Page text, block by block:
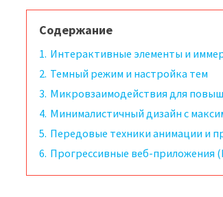
Содержание
1. Интерактивные элементы и
2. Темный режим и настройка тем
3. Микровзаимодействия для
4. Минималистичный дизайн с
5. Передовые техники анимации и
6. Прогрессивные веб-приложения